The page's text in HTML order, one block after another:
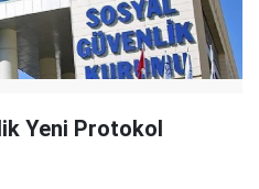
Yeni Protokol